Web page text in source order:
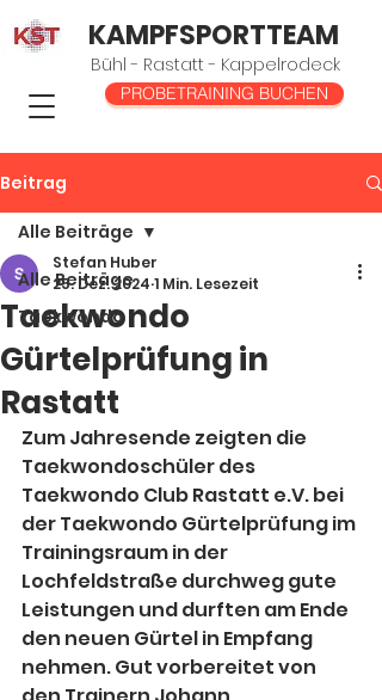
KAMPFSPORTTEAM
Bühl - Rastatt - Kappelrodeck
PROBETRAINING BUCHEN
Beitrag
Alle Beiträge
Taekwondo
Alle Beiträge
Taekwondo
Gürtelprüfung in
Rastatt
Stefan Huber
25. Dez. 2024 1 Min. Lesezeit
Zum Jahresende zeigten die
Taekwondoschüler des
Taekwondo Club Rastatt e.V. bei
der Taekwondo Gürtelprüfung im
Trainingsraum in der
Lochfeldstraße durchweg gute
Leistungen und durften am Ende
den neuen Gürtel in Empfang
nehmen. Gut vorbereitet von